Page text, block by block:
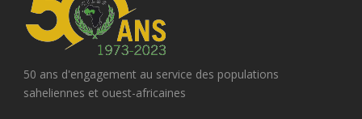
50 ans d'engagement au service des populations
saheliennes et ouest-africaines